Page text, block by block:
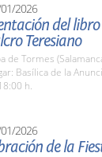
2026
del
Teresiano
de Tormes
Basílica de la
h.
2026
de la